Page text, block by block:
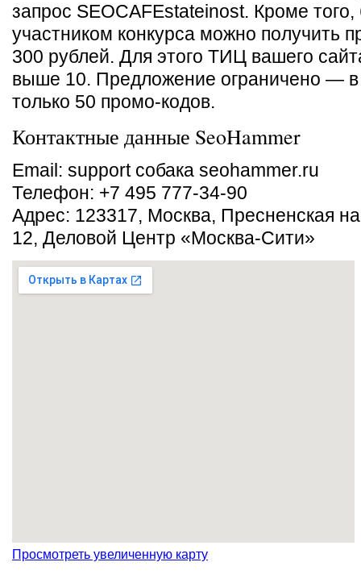
запрос SEOCAFEstateinost. Кроме того,
участником конкурса можно получить
300 рублей. Для этого ТИЦ вашего
выше 10. Предложение ограничено —
только 50 промо-кодов.
Контактные данные SeoHammer
Email: support собака seohammer.ru
Телефон: +7 495 777-34-90
Адрес: 123317, Москва, Пресненская
12, Деловой Центр «Москва-Сити»
Просмотреть увеличенную карту